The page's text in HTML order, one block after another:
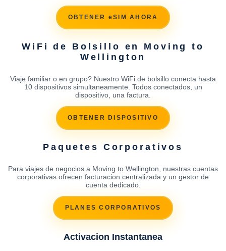
OBTENER eSIM AHORA
WiFi de Bolsillo en Moving to
Wellington
Viaje familiar o en grupo? Nuestro WiFi de bolsillo conecta hasta
10 dispositivos simultaneamente. Todos conectados, un
dispositivo, una factura.
OBTENER DISPOSITIVO
Paquetes Corporativos
Para viajes de negocios a Moving to Wellington, nuestras cuentas
corporativas ofrecen facturacion centralizada y un gestor de
cuenta dedicado.
PLANES CORPORATIVOS
Activacion Instantanea